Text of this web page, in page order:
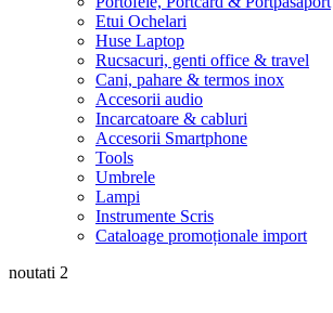
Etui Ochelari
Huse Laptop
Rucsacuri, genti office & travel
Cani, pahare & termos inox
Accesorii audio
Incarcatoare & cabluri
Accesorii Smartphone
Tools
Umbrele
Lampi
Instrumente Scris
Cataloage promoționale import
noutati 2